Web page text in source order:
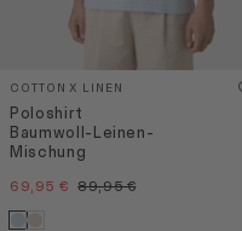
COTTON X LINEN
Poloshirt
Baumwoll-Leinen-
Mischung
69,95 € 89,95 €